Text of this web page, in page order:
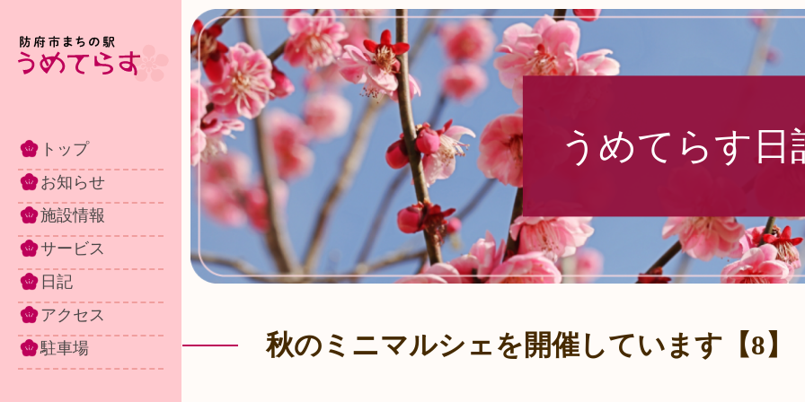
トップ
お知らせ
施設情報
サービス
日記
アクセス
駐車場
うめてらす日
秋のミニマルシェを開催しています【8】